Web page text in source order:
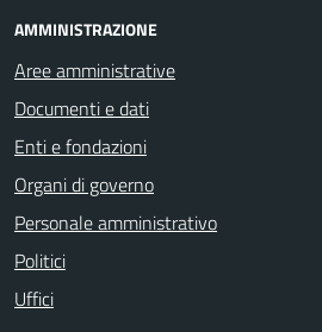
AMMINISTRAZIONE
Aree amministrative
Documenti e dati
Enti e fondazioni
Organi di governo
Personale amministrativo
Politici
Uffici